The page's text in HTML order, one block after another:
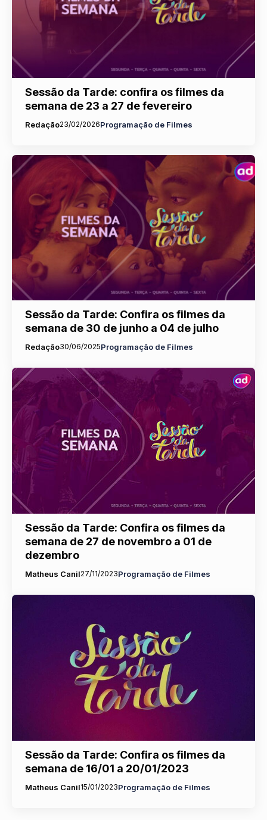
Sessão da Tarde: confira os filmes da
semana de 23 a 27 de fevereiro
Redação23/02/2026Programação de Filmes
Sessão da Tarde: Confira os filmes da
semana de 30 de junho a 04 de julho
Redação30/06/2025Programação de Filmes
Sessão da Tarde: Confira os filmes da
semana de 27 de novembro a 01 de
dezembro
Matheus Canil27/11/2023Programação de Filmes
Sessão da Tarde: Confira os filmes da
semana de 16/01 a 20/01/2023
Matheus Canil15/01/2023Programação de Filmes